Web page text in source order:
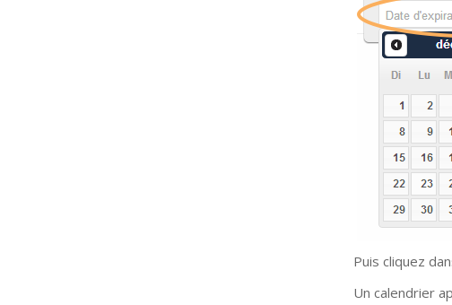
Puis cliquez
Un calendrier